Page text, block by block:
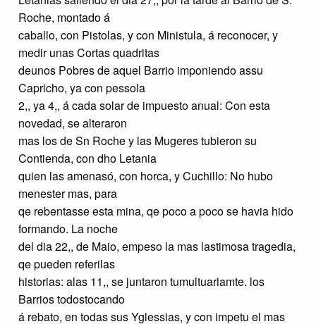
Roche, montado á
caballo, con Pistolas, y con Ministula, á reconocer, y
medir unas Cortas quadritas
deunos Pobres de aquel Barrio imponiendo assu
Capricho, ya con pessola
2,, ya 4,, á cada solar de impuesto anual: Con esta
novedad, se alteraron
mas los de Sn Roche y las Mugeres tubieron su
Contienda, con dho Letania
quien las amenasó, con horca, y Cuchillo: No hubo
menester mas, para
qe rebentasse esta mina, qe poco a poco se havia hido
formando. La noche
del dia 22,, de Maio, empeso la mas lastimosa tragedia,
qe pueden referilas
historias: alas 11,, se juntaron tumultuariamte. los
Barrios todostocando
á rebato, en todas sus Yglessias, y con impetu el mas